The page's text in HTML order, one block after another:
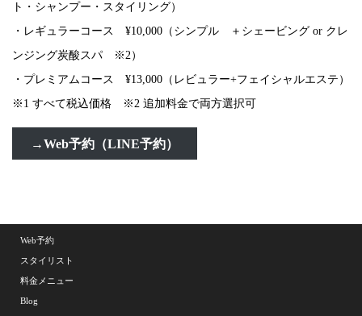
ト・シャンプー・スタイリング）
・レギュラーコース ¥10,000（シンプル ＋シェービング or クレ
ンジング炭酸スパ ※2）
・プレミアムコース ¥13,000（レビュラー+フェイシャルエステ）
※1 すべて税込価格 ※2 追加料金で両方選択可
→Web予約（LINE予約）
Web予約
スタイリスト
料金メニュー
Blog